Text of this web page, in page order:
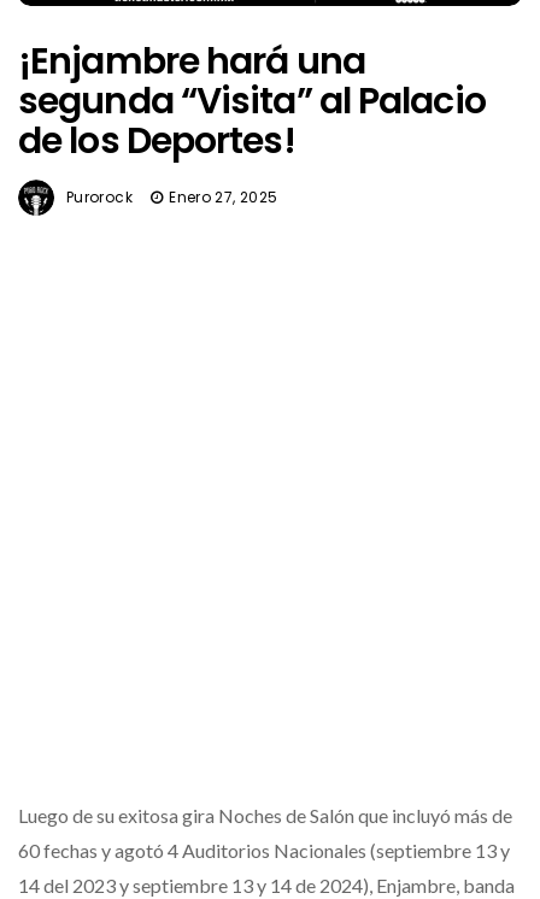
¡Enjambre hará una
segunda “Visita” al Palacio
de los Deportes!
Purorock Enero 27, 2025
Luego de su exitosa gira Noches de Salón que incluyó más de
60 fechas y agotó 4 Auditorios Nacionales (septiembre 13 y
14 del 2023 y septiembre 13 y 14 de 2024), Enjambre, banda